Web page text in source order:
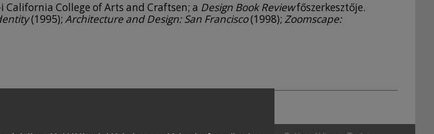
California College of Arts and Craftsen; a Design Book Reviewfőszerkesztője.
(1995); Architecture and Design: San Francisco(1998); Zoomscape: